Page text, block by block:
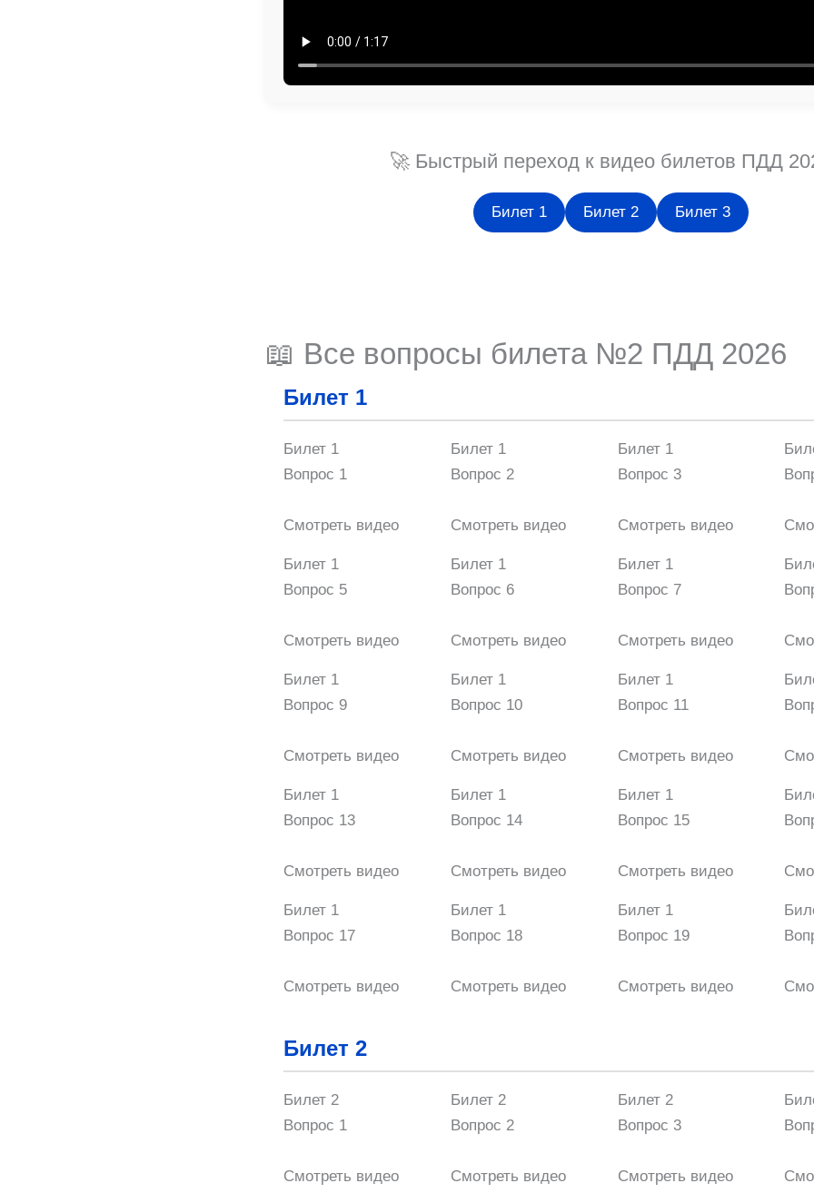
🚀 Быстрый переход к видео билетов ПДД
Билет 1 Билет 2 Билет 3
📖 Все вопросы билета №2 ПДД 2026
Билет 1
Билет 1
Вопрос 1
Смотреть видео
Билет 1
Вопрос 2
Смотреть видео
Билет 1
Вопрос 3
Смотреть видео
Билет 1
Вопрос 5
Смотреть видео
Билет 1
Вопрос 6
Смотреть видео
Билет 1
Вопрос 7
Смотреть видео
Билет 1
Вопрос 9
Смотреть видео
Билет 1
Вопрос 10
Смотреть видео
Билет 1
Вопрос 11
Смотреть видео
Билет 1
Вопрос 13
Смотреть видео
Билет 1
Вопрос 14
Смотреть видео
Билет 1
Вопрос 15
Смотреть видео
Билет 1
Вопрос 17
Смотреть видео
Билет 1
Вопрос 18
Смотреть видео
Билет 1
Вопрос 19
Смотреть видео
Билет 2
Билет 2
Вопрос 1
Смотреть видео
Билет 2
Вопрос 2
Смотреть видео
Билет 2
Вопрос 3
Смотреть видео